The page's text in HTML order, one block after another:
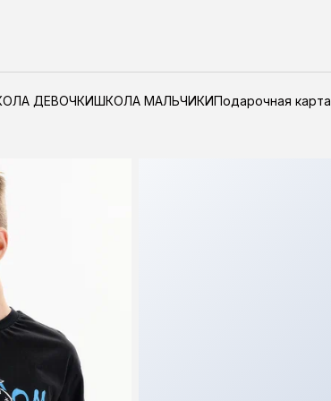
ДЕВОЧКИШКОЛА МАЛЬЧИКИПодарочная карта